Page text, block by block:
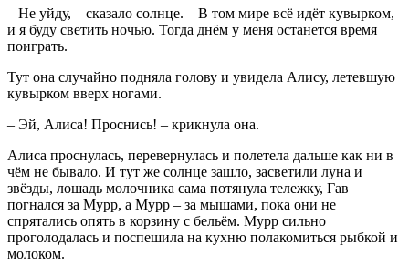
– Не уйду, – сказало солнце. – В том мире всё идёт кувырком,
и я буду светить ночью. Тогда днём у меня останется время
поиграть.
Тут она случайно подняла голову и увидела Алису, летевшую
кувырком вверх ногами.
– Эй, Алиса! Проснись! – крикнула она.
Алиса проснулась, перевернулась и полетела дальше как ни в
чём не бывало. И тут же солнце зашло, засветили луна и
звёзды, лошадь молочника сама потянула тележку, Гав
погнался за Мурр, а Мурр – за мышами, пока они не
спрятались опять в корзину с бельём. Мурр сильно
проголодалась и поспешила на кухню полакомиться рыбкой и
молоком.